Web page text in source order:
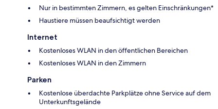
Nur in bestimmten Zimmern, es gelten Einschränkungen*
Haustiere müssen beaufsichtigt werden
Internet
Kostenloses WLAN in den öffentlichen Bereichen
Kostenloses WLAN in den Zimmern
Parken
Kostenlose überdachte Parkplätze ohne Service auf dem
Unterkunftsgelände